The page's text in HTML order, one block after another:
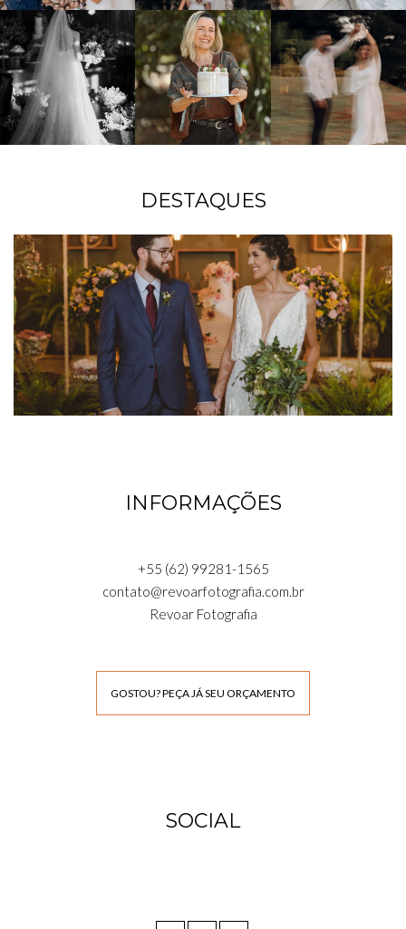
DESTAQUES
INFORMAÇÕES
+55 (62) 99281-1565
contato@revoarfotografia.com.br
Revoar Fotografia
GOSTOU? PEÇA JÁ SEU ORÇAMENTO
SOCIAL